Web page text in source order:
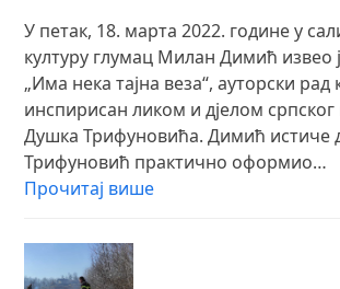
У петак, 18. марта 2022. године у
културу глумац Милан Димић извео
„Има нека тајна веза“, ауторски рад
инспирисан ликом и дјелом српског
Душка Трифуновића. Димић истиче
Трифуновић практично оформио…
Прочитај више